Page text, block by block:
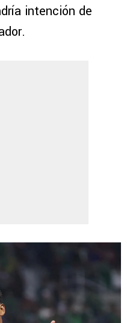
intención de